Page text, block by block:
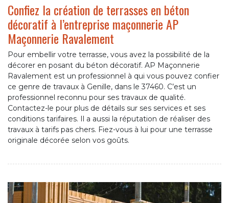
Confiez la création de terrasses en béton
décoratif à l’entreprise maçonnerie AP
Maçonnerie Ravalement
Pour embellir votre terrasse, vous avez la possibilité de la
décorer en posant du béton décoratif. AP Maçonnerie
Ravalement est un professionnel à qui vous pouvez confier
ce genre de travaux à Genille, dans le 37460. C’est un
professionnel reconnu pour ses travaux de qualité.
Contactez-le pour plus de détails sur ses services et ses
conditions tarifaires. Il a aussi la réputation de réaliser des
travaux à tarifs pas chers. Fiez-vous à lui pour une terrasse
originale décorée selon vos goûts.